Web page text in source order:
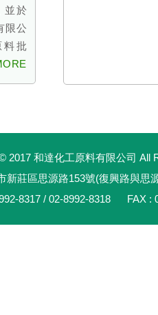
並於
限公
料批
2017 和達化工原料有限公司 All
新莊區思源路153號(復興路與思
8317 / 02-8992-8318 FAX :